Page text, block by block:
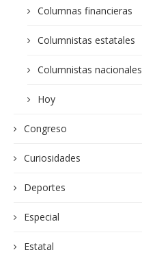
Columnas financieras
Columnistas estatales
Columnistas nacionales
Hoy
Congreso
Curiosidades
Deportes
Especial
Estatal